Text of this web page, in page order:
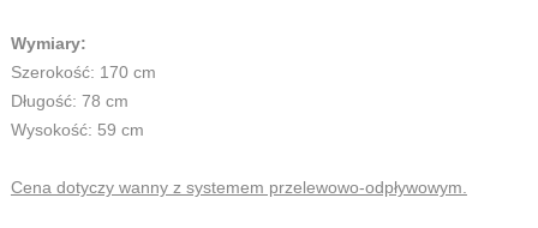
Wymiary:
Szerokość: 170 cm
Długość: 78 cm
Wysokość: 59 cm
Cena dotyczy wanny z systemem przelewowo-odpływowym.